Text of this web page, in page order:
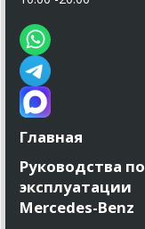
Главная
Руководства по
эксплуатации
Mercedes-Benz